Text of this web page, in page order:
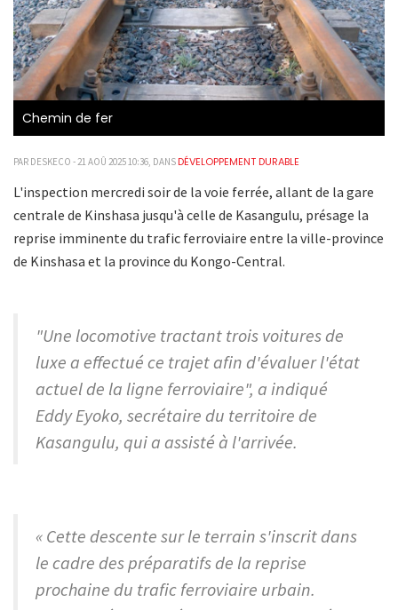
Chemin de fer
PAR DESKECO - 21 AOÛ 2025 10:36, DANS DÉVELOPPEMENT DURABLE
L'inspection mercredi soir de la voie ferrée, allant de la gare
centrale de Kinshasa jusqu'à celle de Kasangulu, présage la
reprise imminente du trafic ferroviaire entre la ville-province
de Kinshasa et la province du Kongo-Central.
"Une locomotive tractant trois voitures de
luxe a effectué ce trajet afin d'évaluer l'état
actuel de la ligne ferroviaire", a indiqué
Eddy Eyoko, secrétaire du territoire de
Kasangulu, qui a assisté à l'arrivée.
« Cette descente sur le terrain s'inscrit dans
le cadre des préparatifs de la reprise
prochaine du trafic ferroviaire urbain.